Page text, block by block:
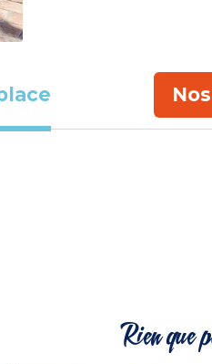
Rien que